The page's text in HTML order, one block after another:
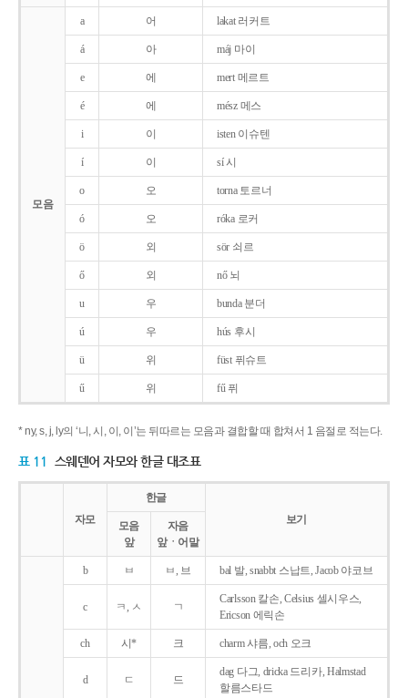
모음
a 어 lakat 러커트
á 아 máj 마이
e 에 mert 메르트
é 에 mész 메스
i 이 isten 이슈텐
í 이 sí 시
o 오 torna 토르너
ó 오 róka 로커
ö 외 sör 쇠르
ő 외 nő 뇌
u 우 bunda 분더
ú 우 hús 후시
ü 위 füst 퓌슈트
ű 위 fű 퓌
* ny, s, j, ly의 ‘니, 시, 이, 이’는 뒤따르는 모음과 결합할 때 합쳐서 1 음절로 적는다.
표 11 스웨덴어 자모와 한글 대조표
자모
한글
보기
모음
앞
자음
앞ㆍ어말
b ㅂ ㅂ, 브 bal 발, snabbt 스납트, Jacob 야코브
c ㅋ, ㅅ ㄱ
Carlsson 칼손, Celsius 셀시우스,
Ericson 에릭손
ch 시* 크 charm 샤름, och 오크
d ㄷ 드
dag 다그, dricka 드리카, Halmstad
할름스타드